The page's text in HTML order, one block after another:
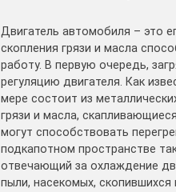
Двигатель автомобиля – это
скопления грязи и масла
работу. В первую очередь,
регуляцию двигателя. Как
мере состоит из
грязи и масла,
могут способствовать
подкапотном пространстве
отвечающий за охлаждение
пыли, насекомых, скопившихся